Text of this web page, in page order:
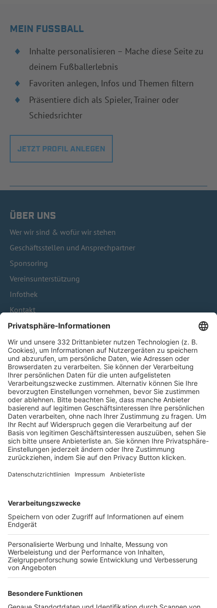
MEIN FUSSBALL
Inhalte personalisieren – Mache diese Seite zu
deinem Fußballerlebnis
Favoriten anlegen, Infos und Themen filtern
Präsentiere dich als Spieler, Trainer oder
Schiedsrichter
JETZT PROFIL ANLEGEN
ÜBER UNS
Wer wir sind & wofür wir stehen
Geschäftsstellen und Ansprechpartner
Sponsoring
Vereinsunterstützung
Infothek
Kontakt
HÄUFIG BESUCHTE SEITEN
Pässe und Vereinswechsel
Trainerausbildung
Schulungsangebot Vereinsmitarbeiter
BFV-Geschäftsstellen
Trainerbörse
Login SpielPlus
FOLGE DEM BFV
TOP-VEREINE
TOP-PARTNER